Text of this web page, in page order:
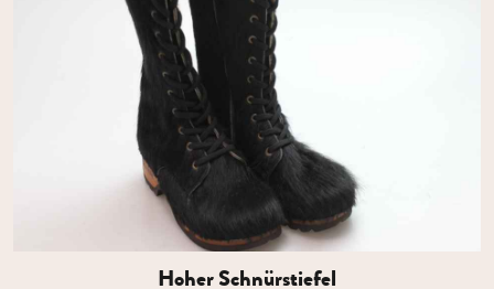
Hoher Schnürstiefel